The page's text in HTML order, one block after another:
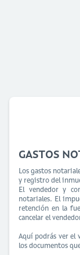
GASTOS
Los gastos
y registro del
El vendedor y
notariales. El
retención en la
cancelar el
Aquí podrás ver el
los documentos